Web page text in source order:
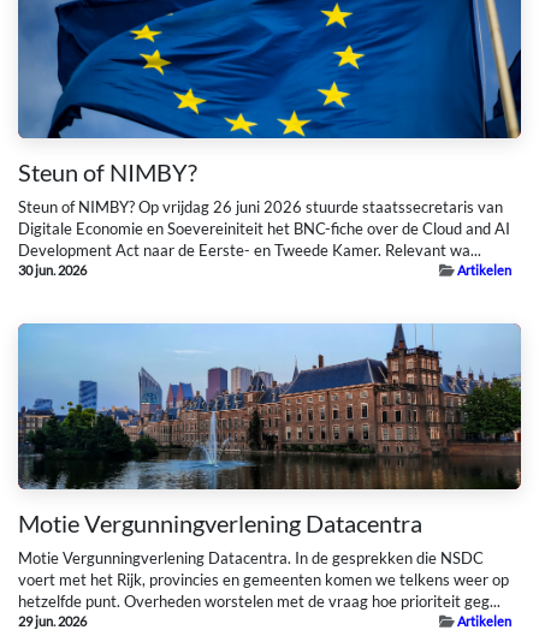
Steun of NIMBY?
Steun of NIMBY? Op vrijdag 26 juni 2026 stuurde staatssecretaris van
Digitale Economie en Soevereiniteit het BNC-fiche over de Cloud and AI
Development Act naar de Eerste- en Tweede Kamer. Relevant wa...
30 jun. 2026 Artikelen
Motie Vergunningverlening Datacentra
Motie Vergunningverlening Datacentra. In de gesprekken die NSDC
voert met het Rijk, provincies en gemeenten komen we telkens weer op
hetzelfde punt. Overheden worstelen met de vraag hoe prioriteit geg...
29 jun. 2026 Artikelen